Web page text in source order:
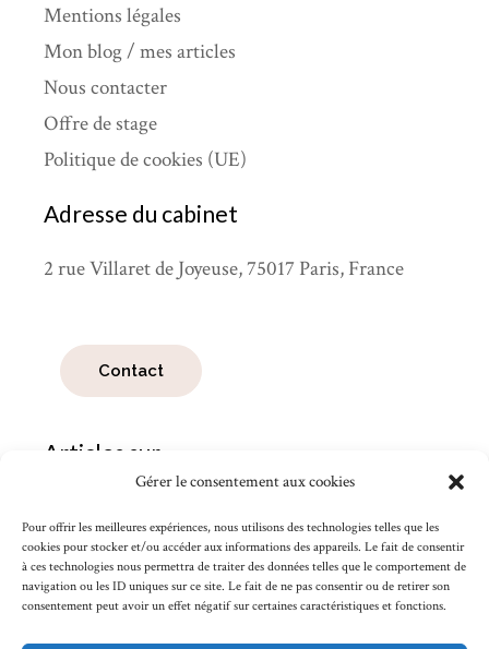
Gérer le consentement aux cookies
Pour offrir les meilleures expériences, nous utilisons des technologies telles que les
cookies pour stocker et/ou accéder aux informations des appareils. Le fait de consentir
à ces technologies nous permettra de traiter des données telles que le comportement de
navigation ou les ID uniques sur ce site. Le fait de ne pas consentir ou de retirer son
consentement peut avoir un effet négatif sur certaines caractéristiques et fonctions.
Mentions légales
Mon blog / mes articles
Nous contacter
Offre de stage
Politique de cookies (UE)
Adresse du cabinet
2 rue Villaret de Joyeuse, 75017 Paris, France
Contact
Articles sur
sur
Search
for: